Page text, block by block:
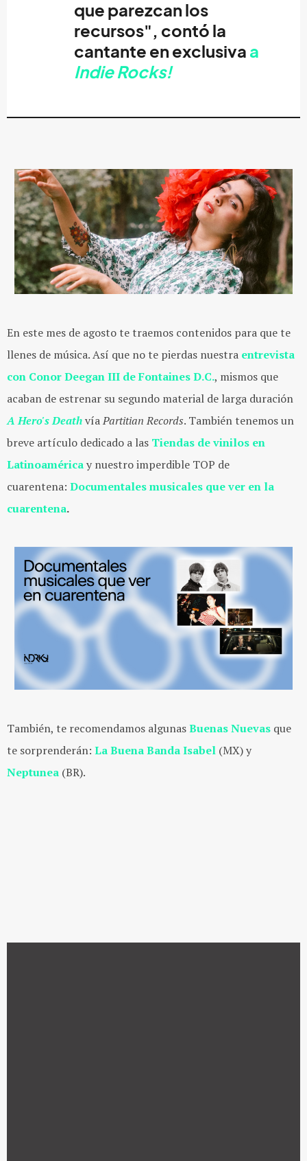
que parezcan los
recursos", contó la
cantante en exclusiva a
Indie Rocks!
En este mes de agosto te traemos contenidos para que te
llenes de música. Así que no te pierdas nuestra entrevista
con Conor Deegan III de Fontaines D.C., mismos que
acaban de estrenar su segundo material de larga duración
A Hero's DeathvíaPartitian Records. También tenemos un
breve artículo dedicado a las Tiendas de vinilos en
Latinoaméricay nuestro imperdible TOP de
cuarentena: Documentales musicales que ver en la
cuarentena.
También, te recomendamos algunasBuenas Nuevas que
te sorprenderán: La Buena Banda Isabel (MX) y
Neptunea (BR).